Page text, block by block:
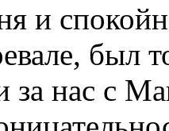
и
был
за нас с